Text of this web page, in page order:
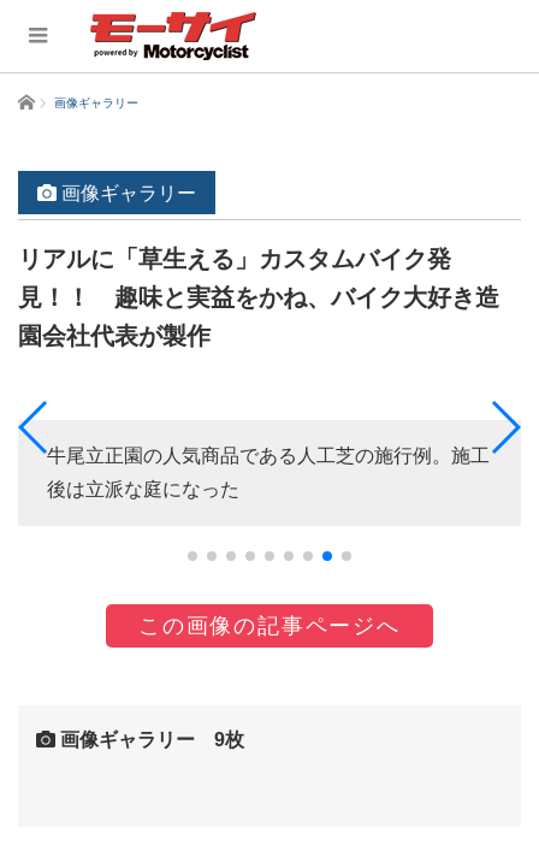
ホーム 画像ギャラリー
画像ギャラリー
リアルに「草生える」カスタムバイク発
見！！ 趣味と実益をかね、バイク大好き造
園会社代表が製作
牛尾立正園の人気商品である人工芝の施行例。施工
後は立派な庭になった
この画像の記事ページへ
画像ギャラリー 9枚